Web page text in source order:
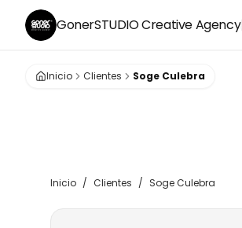
GonerSTUDIOCreative Agency
Inicio Clientes Soge Culebra
Inicio / Clientes / Soge Culebra